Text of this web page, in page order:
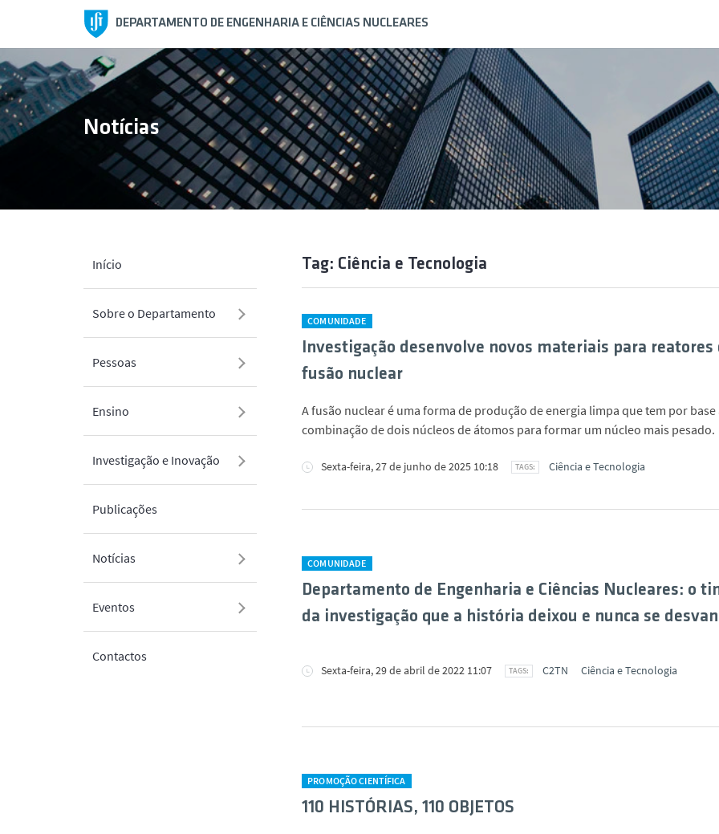
DEPARTAMENTO DE ENGENHARIA E CIÊNCIAS NUCLEARES
Início
Sobre o Departamento
Pessoas
Ensino
Investigação e Inovação
Publicações
Notícias
Eventos
Contactos
Notícias
Tag: Ciência e Tecnologia
COMUNIDADE
Investigação desenvolve novos materiais para reatores
fusão nuclear
Sexta-feira, 27 de junho de 2025 10:18 Ciência e Tecnologia
A fusão nuclear é uma forma de produção de energia limpa que tem por base
combinação de dois núcleos de átomos para formar um núcleo mais pesado.
COMUNIDADE
Departamento de Engenharia e Ciências Nucleares: o
da investigação que a história deixou e nunca se
Sexta-feira, 29 de abril de 2022 11:07 C2TN Ciência e Tecnologia
PROMOÇÃO CIENTÍFICA
110 HISTÓRIAS, 110 OBJETOS